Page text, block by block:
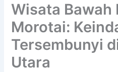
Wisata Bawah
Morotai:
Tersembunyi
Utara